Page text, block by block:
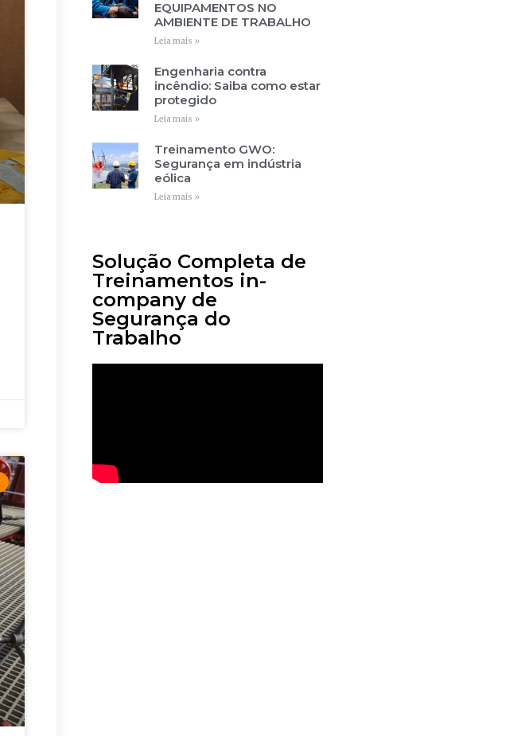
EQUIPAMENTOS NO
AMBIENTE DE TRABALHO
Leia mais »
Engenharia contra
incêndio: Saiba como estar
protegido
Leia mais »
Treinamento GWO:
Segurança em indústria
eólica
Leia mais »
Solução Completa de
Treinamentos in-
company de
Segurança do
Trabalho